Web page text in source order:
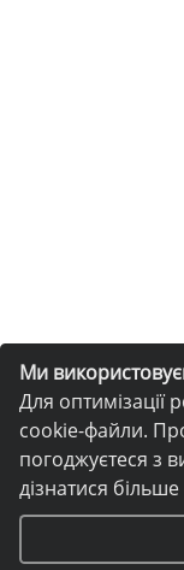
Ми
Для
cookie-файли.
погоджуєтеся з
дізнатися